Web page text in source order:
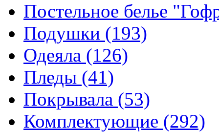
Постельное белье
Подушки (193)
Одеяла (126)
Пледы (41)
Покрывала (53)
Комплектующие (292)